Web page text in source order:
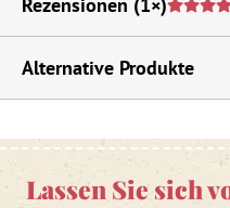
Rezensionen (1×)
Alternative Produkte
Lassen Sie sich